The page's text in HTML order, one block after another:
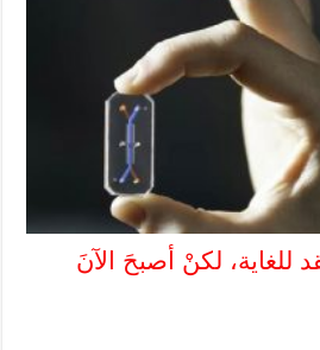
للغاية، لكنْ أصبحَ الآنَ